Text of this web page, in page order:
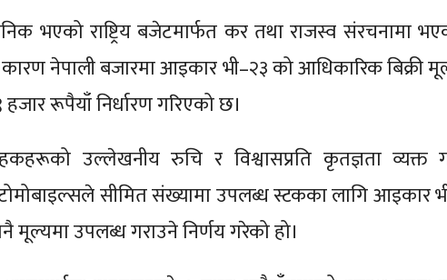
भएको राष्ट्रिय बजेटमार्फत कर तथा राजस्व संरचनामा
नेपाली बजारमा आइकार भी–२३ को आधिकारिक बिक्री
रूपैयाँ निर्धारण गरिएको छ।
उल्लेखनीय रुचि र विश्वासप्रति कृतज्ञता व्यक्त
सीमित संख्यामा उपलब्ध स्टकका लागि आइकार
मूल्यमा उपलब्ध गराउने निर्णय गरेको हो।